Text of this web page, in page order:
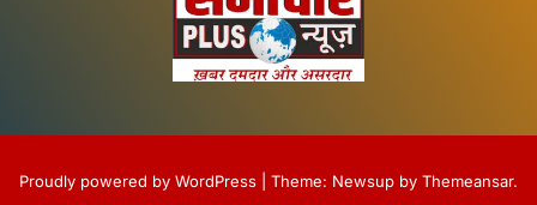
Proudly powered by WordPress Theme: Newsup by Themeansar.